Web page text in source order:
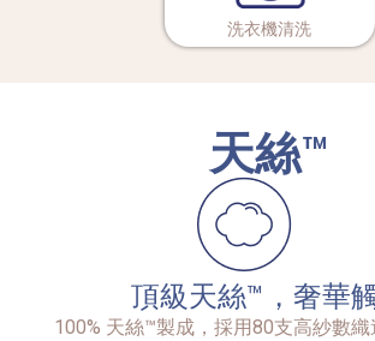
洗衣機清洗
天絲™
頂級天絲™，奢華
100% 天絲™製成，採用80支高紗數